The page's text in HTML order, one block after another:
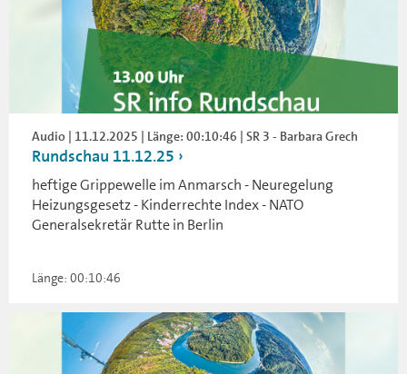
Audio | 11.12.2025 | Länge: 00:10:46 | SR 3 - Barbara Grech
Rundschau 11.12.25
heftige Grippewelle im Anmarsch - Neuregelung
Heizungsgesetz - Kinderrechte Index - NATO
Generalsekretär Rutte in Berlin
Länge: 00:10:46